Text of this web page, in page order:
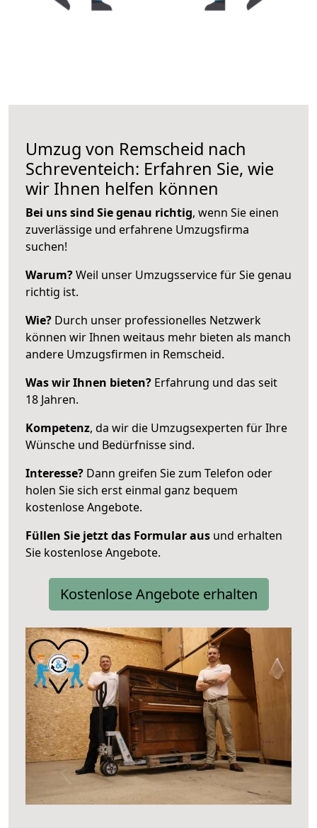
Umzug von Remscheid nach
Schreventeich: Erfahren Sie, wie
wir Ihnen helfen können
Bei uns sind Sie genau richtig, wenn Sie einen
zuverlässige und erfahrene Umzugsfirma
suchen!
Warum?Weil unser Umzugsservice für Sie genau
richtig ist.
Wie? Durch unser professionelles Netzwerk
können wir Ihnen weitaus mehr bieten als manch
andere Umzugsfirmen in Remscheid.
Was wir Ihnen bieten? Erfahrung und das seit
18 Jahren.
Kompetenz, da wir die Umzugsexperten für Ihre
Wünsche und Bedürfnisse sind.
Interesse? Dann greifen Sie zum Telefon oder
holen Sie sich erst einmal ganz bequem
kostenlose Angebote.
Füllen Sie jetzt das Formular aus und erhalten
Sie kostenlose Angebote.
Kostenlose Angebote erhalten